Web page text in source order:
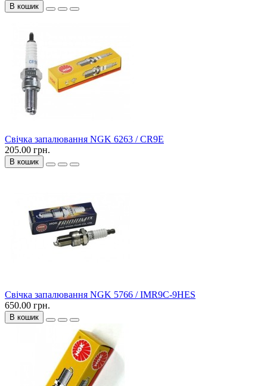
В кошик
Свічка запалювання NGK 6263 / CR9E
205.00 грн.
В кошик
Свічка запалювання NGK 5766 / IMR9C-9HES
650.00 грн.
В кошик